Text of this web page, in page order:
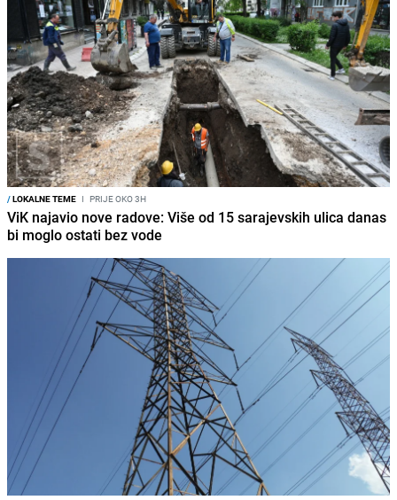
/LOKALNE TEME I PRIJE OKO 3H
ViK najavio nove radove: Više od 15 sarajevskih ulica danas
bi moglo ostati bez vode